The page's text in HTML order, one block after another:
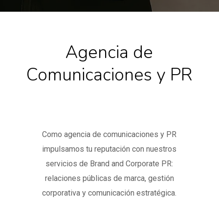
Agencia de
Comunicaciones y PR
Como agencia de comunicaciones y PR
impulsamos tu reputación con nuestros
servicios de Brand and Corporate PR:
relaciones públicas de marca, gestión
corporativa y comunicación estratégica.